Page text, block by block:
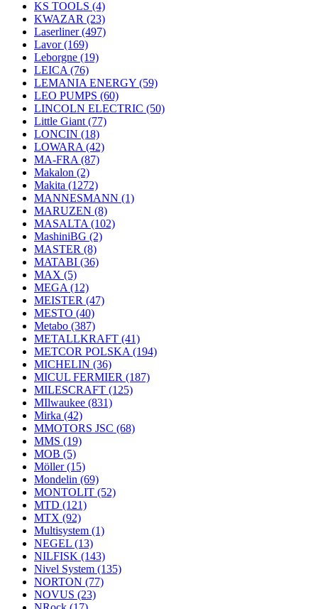
KS TOOLS (4)
KWAZAR (23)
Laserliner(497)
Lavor(169)
Leborgne (19)
LEICA (76)
LEMANIA ENERGY (59)
LEO PUMPS (60)
LINCOLN ELECTRIC (50)
Little Giant (77)
LONCIN (18)
LOWARA (42)
MA-FRA (87)
Makalon (2)
Makita (1272)
MANNESMANN (1)
MARUZEN (8)
MASALTA (102)
MashiniBG (2)
MASTER (8)
MATABI (36)
MAX (5)
MEGA (12)
MEISTER (47)
MESTO (40)
Metabo (387)
METALLKRAFT (41)
METCOR POLSKA (194)
MICHELIN (36)
MICUL FERMIER (187)
MILESCRAFT (125)
MIlwaukee (831)
Mirka (42)
MMOTORS JSC (68)
MMS (19)
MOB (5)
Möller(15)
Mondelin (69)
MONTOLIT (52)
MTD (121)
MTX (92)
Multisystem (1)
NEGEL (13)
NILFISK (143)
Nivel System (135)
NORTON (77)
NOVUS (23)